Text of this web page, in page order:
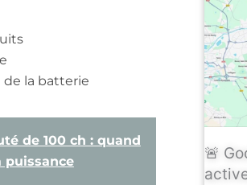
la batterie
de 100 ch : quand
puissance
🚨